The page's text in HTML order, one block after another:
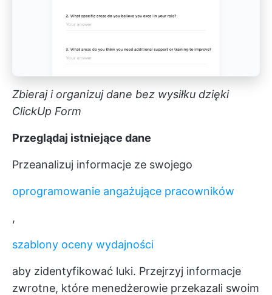
Zbieraj i organizuj dane bez wysiłku dzięki
ClickUp Form
Przeglądaj istniejące dane
Przeanalizuj informacje ze swojego
oprogramowanie angażujące pracowników
,
szablony oceny wydajności
aby zidentyfikować luki. Przejrzyj informacje
zwrotne, które menedżerowie przekazali swoim